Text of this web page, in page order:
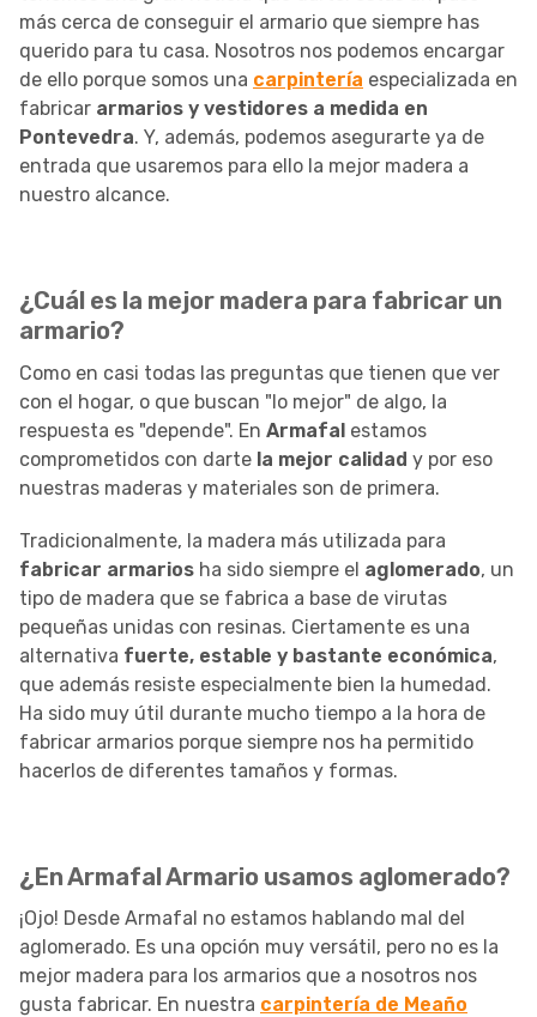
más cerca de conseguir el armario que siempre has
querido para tu casa. Nosotros nos podemos encargar
de ello porque somos una carpintería especializada en
fabricar armarios y vestidores a medida en
Pontevedra. Y, además, podemos asegurarte ya de
entrada que usaremos para ello la mejor madera a
nuestro alcance.
¿Cuál es la mejor madera para fabricar un
armario?
Como en casi todas las preguntas que tienen que ver
con el hogar, o que buscan "lo mejor" de algo, la
respuesta es "depende". En Armafal estamos
comprometidos con darte la mejor calidad y por eso
nuestras maderas y materiales son de primera.
Tradicionalmente, la madera más utilizada para
fabricar armarios ha sido siempre el aglomerado, un
tipo de madera que se fabrica a base de virutas
pequeñas unidas con resinas. Ciertamente es una
alternativa fuerte, estable y bastante económica,
que además resiste especialmente bien la humedad.
Ha sido muy útil durante mucho tiempo a la hora de
fabricar armarios porque siempre nos ha permitido
hacerlos de diferentes tamaños y formas.
¿En Armafal Armario usamos aglomerado?
¡Ojo! Desde Armafal no estamos hablando mal del
aglomerado. Es una opción muy versátil, pero no es la
mejor madera para los armarios que a nosotros nos
gusta fabricar. En nuestra carpintería de Meaño